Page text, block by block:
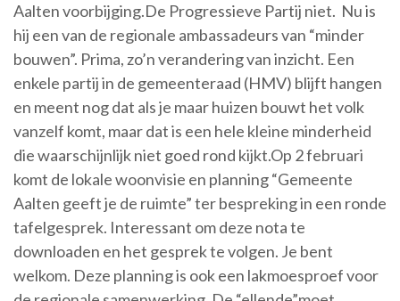
Aalten voorbijging.De Progressieve Partij niet. Nu is
hij een van de regionale ambassadeurs van “minder
bouwen”. Prima, zo’n verandering van inzicht. Een
enkele partij in de gemeenteraad (HMV) blijft hangen
en meent nog dat als je maar huizen bouwt het volk
vanzelf komt, maar dat is een hele kleine minderheid
die waarschijnlijk niet goed rond kijkt.Op 2 februari
komt de lokale woonvisie en planning “Gemeente
Aalten geeft je de ruimte” ter bespreking in een ronde
tafelgesprek. Interessant om deze nota te
downloaden en het gesprek te volgen. Je bent
welkom. Deze planning is ook een lakmoesproef voor